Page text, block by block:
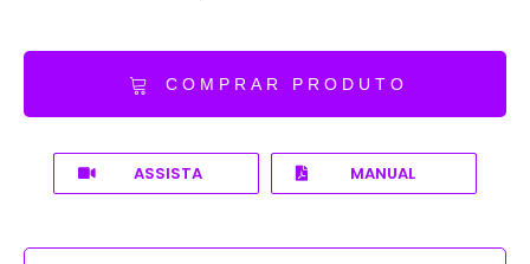
COMPRAR PRODUTO
ASSISTA MANUAL